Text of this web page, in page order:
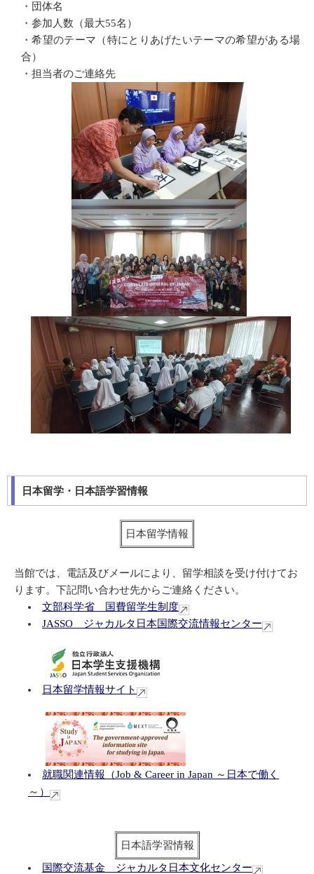
・団体名
・参加人数（最大55名）
・希望のテーマ（特にとりあげたいテーマの希望がある場
合）
・担当者のご連絡先
日本留学・日本語学習情報
日本留学情報
当館では、電話及びメールにより、留学相談を受け付けてお
ります。下記問い合わせ先からご連絡ください。
文部科学省 国費留学生制度
JASSO ジャカルタ日本国際交流情報センター
日本留学情報サイト
就職関連情報（Job & Career in Japan ～日本で働く
～ ）
日本語学習情報
国際交流基金 ジャカルタ日本文化センター